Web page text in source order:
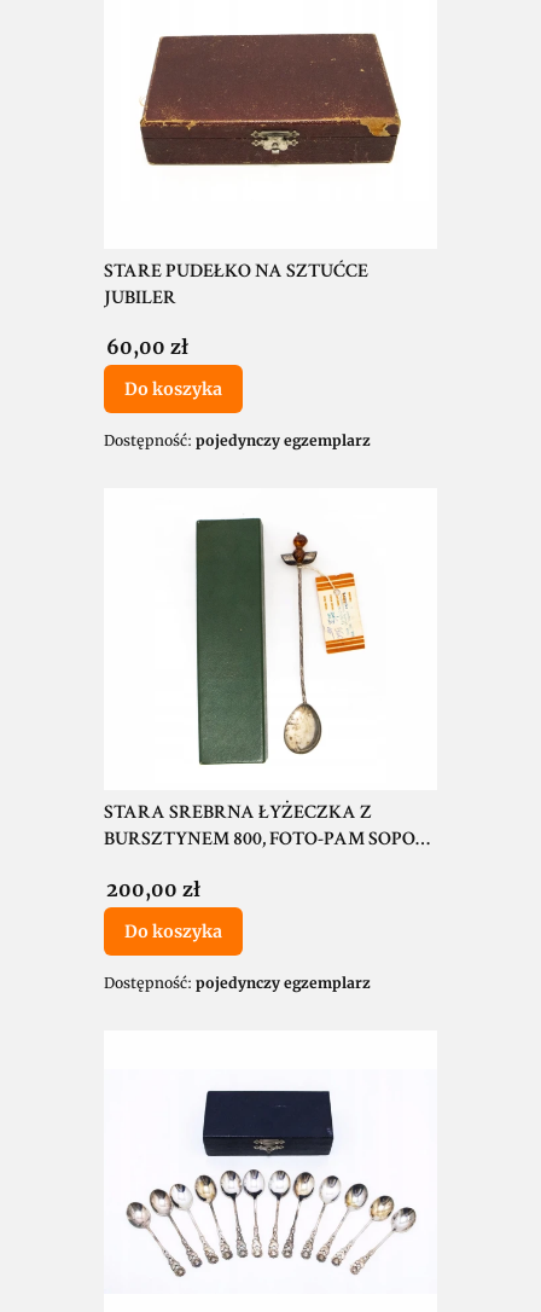
STARE PUDEŁKO NA SZTUĆCE
JUBILER
Cena
60,00 zł
Do koszyka
Dostępność: pojedynczy egzemplarz
STARA SREBRNA ŁYŻECZKA Z
BURSZTYNEM 800, FOTO-PAM SOPOT
Cena
200,00 zł
Do koszyka
Dostępność: pojedynczy egzemplarz